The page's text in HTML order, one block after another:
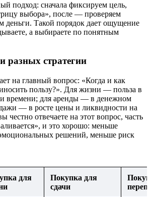
подход: сначала фиксируем цель,
выбора», после — проверяем
деньги. Такой порядок дает ощущение
а выбираете по понятным
разных стратегии
на главный вопрос: «Когда и как
пользу?». Для жизни — польза в
времени; для аренды — в денежном
— в росте цены и ликвидности на
честно отвечаете на этот вопрос, часть
и это хорошо: меньше
решений, меньше риск
для
Покупка для
сдачи